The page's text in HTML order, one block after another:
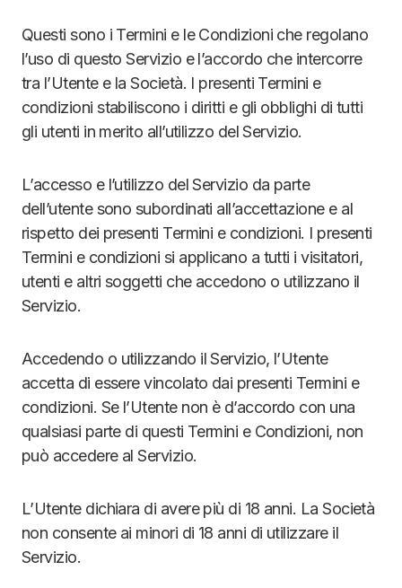
Questi sono i Termini e le Condizioni che regolano
l’uso di questo Servizio e l’accordo che intercorre
tra l’Utente e la Società. I presenti Termini e
condizioni stabiliscono i diritti e gli obblighi di tutti
gli utenti in merito all’utilizzo del Servizio.
L’accesso e l’utilizzo del Servizio da parte
dell’utente sono subordinati all’accettazione e al
rispetto dei presenti Termini e condizioni. I presenti
Termini e condizioni si applicano a tutti i visitatori,
utenti e altri soggetti che accedono o utilizzano il
Servizio.
Accedendo o utilizzando il Servizio, l’Utente
accetta di essere vincolato dai presenti Termini e
condizioni. Se l’Utente non è d’accordo con una
qualsiasi parte di questi Termini e Condizioni, non
può accedere al Servizio.
L’Utente dichiara di avere più di 18 anni. La Società
non consente ai minori di 18 anni di utilizzare il
Servizio.